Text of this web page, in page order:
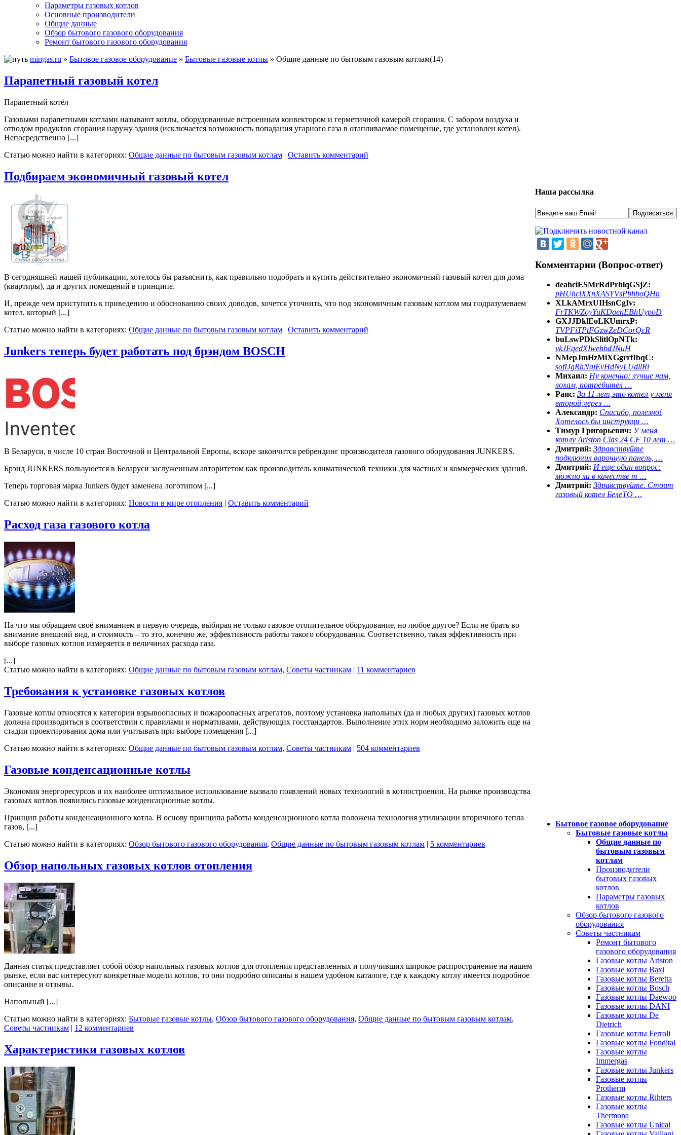
Параметры газовых котлов
Основные производители
Общие данные
Обзор бытового газового оборудования
Ремонт бытового газового оборудования
mingas.ru » Бытовое газовое оборудование » Бытовые газовые котлы » Общие данные по бытовым газовым котлам(14)
Парапетный газовый котел
Парапетный котёл
Газовыми парапетными котлами называют котлы, оборудованные встроенным конвектором и герметичной камерой сгорания. С забором воздуха и
отводом продуктов сгорания наружу здания (исключается возможность попадания угарного газа в отапливаемое помещение, где установлен котел).
Непосредственно [...]
Статью можно найти в категориях: Общие данные по бытовым газовым котлам | Оставить комментарий
Подбираем экономичный газовый котел
В сегодняшней нашей публикации, хотелось бы разъяснить, как правильно подобрать и купить действительно экономичный газовый котел для дома
(квартиры), да и других помещений в принципе.
И, прежде чем приступить к приведению и обоснованию своих доводов, хочется уточнить, что под экономичным газовым котлом мы подразумеваем
котел, который [...]
Статью можно найти в категориях: Общие данные по бытовым газовым котлам | Оставить комментарий
Junkers теперь будет работать под брэндом BOSСH
В Беларуси, в числе 10 стран Восточной и Центральной Европы, вскоре закончится ребрендинг производителя газового оборудования JUNKERS.
Брэнд JUNKERS пользуюется в Беларуси заслуженным авторитетом как производитель климатической техники для частных и коммерческих зданий.
Теперь торговая марка Junkers будет заменена логотипом [...]
Статью можно найти в категориях: Новости в мире отопления | Оставить комментарий
Расход газа газового котла
На что мы обращаем своё вниманием в первую очередь, выбирая не только газовое отопительное оборудование, но любое другое? Если не брать во
внимание внешний вид, и стоимость – то это, конечно же, эффективность работы такого оборудования. Соответственно, такая эффективность при
выборе газовых котлов измеряется в величинах расхода газа.
[...]
Статью можно найти в категориях: Общие данные по бытовым газовым котлам, Советы частникам | 11 комментариев
Требования к установке газовых котлов
Газовые котлы относятся к категории взрывоопасных и пожароопасных агрегатов, поэтому установка напольных (да и любых других) газовых котлов
должна производиться в соответствии с правилами и нормативами, действующих госстандартов. Выполнение этих норм необходимо заложить еще на
стадии проектирования дома или учитывать при выборе помещения [...]
Статью можно найти в категориях: Общие данные по бытовым газовым котлам, Советы частникам | 504 комментариев
Газовые конденсационные котлы
Экономия энергоресурсов и их наиболее оптимальное использование вызвало появлений новых технологий в котлостроении. На рынке производства
газовых котлов появились газовые конденсационные котлы.
Принцип работы конденсационного котла. В основу принципа работы конденсационного котла положена технология утилизации вторичного тепла
газов, [...]
Статью можно найти в категориях: Обзор бытового газового оборудования, Общие данные по бытовым газовым котлам | 5 комментариев
Обзор напольных газовых котлов отопления
Данная статья представляет собой обзор напольных газовых котлов для отопления представленных и получивших широкое распространение на нашем
рынке, если вас интересуют конкретные модели котлов, то они подробно описаны в нашем удобном каталоге, где к каждому котлу имеется подробное
описание и отзывы.
Напольный [...]
Статью можно найти в категориях: Бытовые газовые котлы, Обзор бытового газового оборудования, Общие данные по бытовым газовым котлам,
Советы частникам | 12 комментариев
Характеристики газовых котлов
Наша рассылка
Комментарии (Вопрос-ответ)
deahciESMrRdPrhlqGSjZ:
pHUhclXXnXASYVsPbhboQHn
XLkAMrxUIHsnCgIv:
FrTKWZoyYuKDaenEBhUypoD
GXJJDklEoLKUmrxP:
TVPFiTPtFGzwZeDCorQcR
buLswPDkSlitlOpNTk:
vkJEqedXIwehbdJNuH
NMepJmHzMiXGgrrfIbqC:
sofIJgRhNaiEvHdNyLUdllRi
Михаил: Ну конечно: лучше нам,
лохам, потребител …
Раис: За 11 лет,это котел у меня
второй,через …
Александр: Спасибо, полезно!
Хотелось бы инструкци …
Тимур Григорьевич: У меня
котлу Ariston Clas 24 CF 10 лет …
Дмитрий: Здравствуйте
подключил варочную панель, …
Дмитрий: И еще один вопрос:
можно ли в качестве т …
Дмитрий: Здравствуйте. Стоит
газовый котел БелеТО …
Бытовое газовое оборудование
Бытовые газовые котлы
Общие данные по
бытовым газовым
котлам
Производители
бытовых газовых
котлов
Параметры газовых
котлов
Обзор бытового газового
оборудования
Советы частникам
Ремонт бытового
газового оборудования
Газовые котлы Ariston
Газовые котлы Baxi
Газовые котлы Beretta
Газовые котлы Bosch
Газовые котлы Daewoo
Газовые котлы DANI
Газовые котлы De
Dietrich
Газовые котлы Ferroli
Газовые котлы Fondital
Газовые котлы
Immergas
Газовые котлы Junkers
Газовые котлы
Protherm
Газовые котлы Rihters
Газовые котлы
Thermona
Газовые котлы Unical